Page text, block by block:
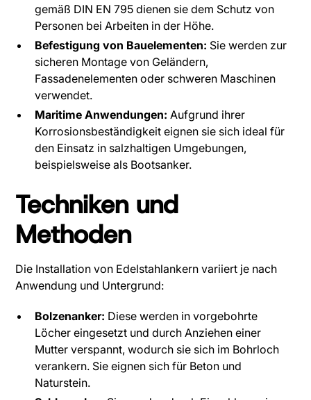
gemäß DIN EN 795 dienen sie dem Schutz von
Personen bei Arbeiten in der Höhe.
Befestigung von Bauelementen: Sie werden zur
sicheren Montage von Geländern,
Fassadenelementen oder schweren Maschinen
verwendet.
Maritime Anwendungen: Aufgrund ihrer
Korrosionsbeständigkeit eignen sie sich ideal für
den Einsatz in salzhaltigen Umgebungen,
beispielsweise als Bootsanker.
Techniken und
Methoden
Die Installation von Edelstahlankern variiert je nach
Anwendung und Untergrund:
Bolzenanker: Diese werden in vorgebohrte
Löcher eingesetzt und durch Anziehen einer
Mutter verspannt, wodurch sie sich im Bohrloch
verankern. Sie eignen sich für Beton und
Naturstein.